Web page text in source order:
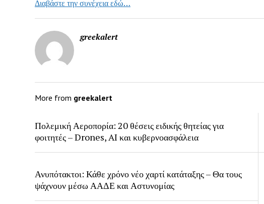
Διαβάστε την συνέχεια εδώ…
greekalert
More from greekalert
Πολεμική Αεροπορία: 20 θέσεις ειδικής θητείας για
φοιτητές – Drones, AI και κυβερνοασφάλεια
Ανυπότακτοι: Κάθε χρόνο νέο χαρτί κατάταξης – Θα τους
ψάχνουν μέσω ΑΑΔΕ και Αστυνομίας